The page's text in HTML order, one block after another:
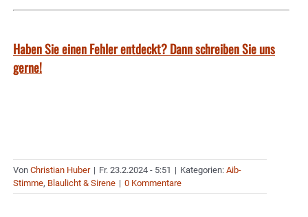
Haben Sie einen Fehler entdeckt? Dann schreiben Sie uns
gerne!
Von Christian Huber | Fr. 23.2.2024 - 5:51 | Kategorien: Aib-
Stimme, Blaulicht & Sirene | 0 Kommentare